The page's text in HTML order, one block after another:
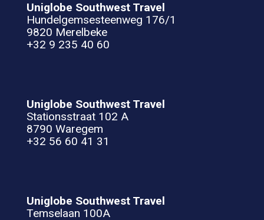
Uniglobe Southwest Travel
Hundelgemsesteenweg 176/1
9820 Merelbeke
+32 9 235 40 60
Uniglobe Southwest Travel
Stationsstraat 102 A
8790 Waregem
+32 56 60 41 31
Uniglobe Southwest Travel
Temselaan 100A